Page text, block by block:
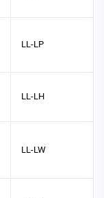
LL-LP
LL-LH
LL-LW